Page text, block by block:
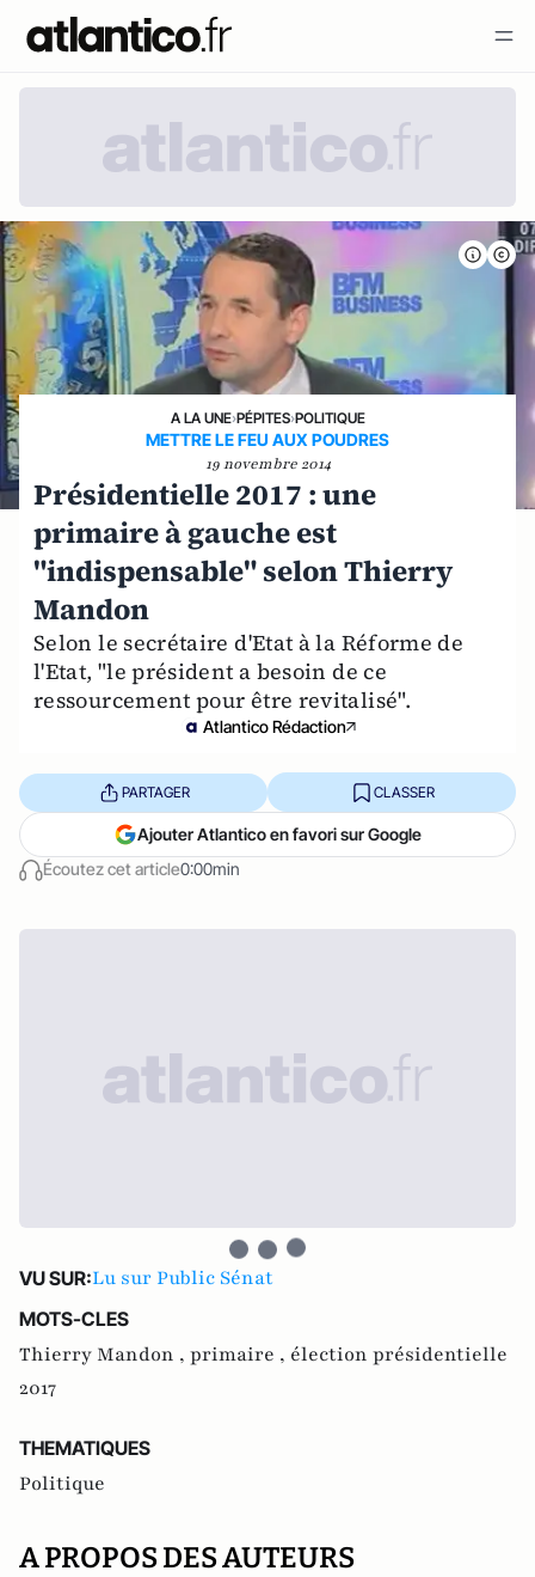
A LA UNE›PÉPITES›POLITIQUE
METTRE LE FEU AUX POUDRES
19 novembre 2014
Présidentielle 2017 : une
primaire à gauche est
"indispensable" selon Thierry
Mandon
Selon le secrétaire d'Etat à la Réforme de
l'Etat, "le président a besoin de ce
ressourcement pour être revitalisé".
Atlantico Rédaction
Écoutez cet article0:00min
PARTAGER CLASSER
Ajouter Atlantico en favori sur Google
VU SUR:Lu sur Public Sénat
MOTS-CLES
Thierry Mandon , primaire , élection présidentielle
2017
THEMATIQUES
Politique
A PROPOS DES AUTEURS